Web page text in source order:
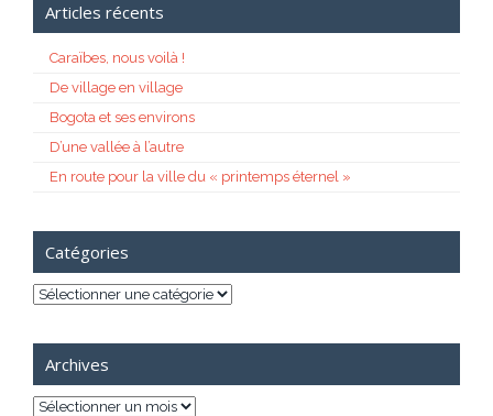
Articles récents
Caraïbes, nous voilà !
De village en village
Bogota et ses environs
D’une vallée à l’autre
En route pour la ville du « printemps éternel »
Catégories
Catégories
Archives
Archives